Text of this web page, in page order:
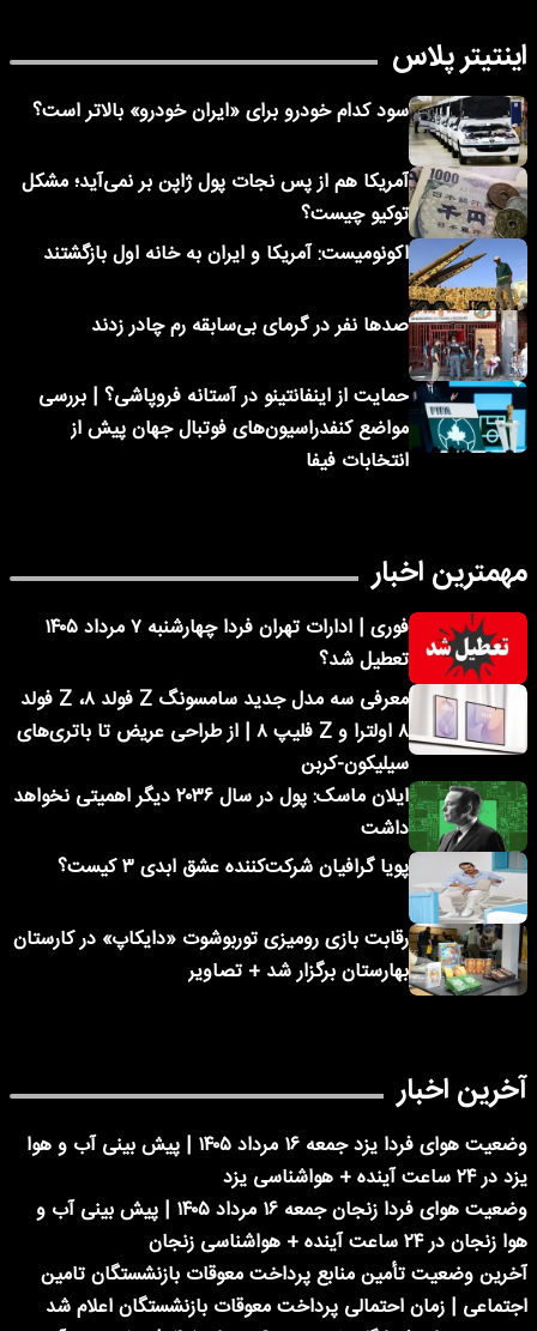
اینتیتر پلاس
سود کدام خودرو برای «ایران خودرو» بالاتر است؟
آمریکا هم از پس نجات پول ژاپن بر نمی‌آید؛ مشکل
توکیو چیست؟
اکونومیست: آمریکا و ایران به خانه اول بازگشتند
صدها نفر در گرمای بی‌سابقه رم چادر زدند
حمایت از اینفانتینو در آستانه فروپاشی؟ | بررسی
مواضع کنفدراسیون‌های فوتبال جهان پیش از
انتخابات فیفا
مهمترین اخبار
فوری | ادارات تهران فردا چهارشنبه ۷ مرداد ۱۴۰۵
تعطیل شد؟
معرفی سه مدل جدید سامسونگ Z فولد ۸، Z فولد
۸ اولترا و Z فلیپ ۸ | از طراحی عریض تا باتری‌های
سیلیکون-کربن
ایلان ماسک: پول در سال ۲۰۳۶ دیگر اهمیتی نخواهد
داشت
پویا گرافیان شرکت‌کننده عشق ابدی ۳ کیست؟
رقابت بازی رومیزی توربوشوت «دایکاپ» در کارستان
بهارستان برگزار شد + تصاویر
آخرین اخبار
وضعیت هوای فردا یزد جمعه ۱۶ مرداد ۱۴۰۵ | پیش بینی آب و هوا
یزد در ۲۴ ساعت آینده + هواشناسی یزد
وضعیت هوای فردا زنجان جمعه ۱۶ مرداد ۱۴۰۵ | پیش بینی آب و
هوا زنجان در ۲۴ ساعت آینده + هواشناسی زنجان
آخرین وضعیت تأمین منابع پرداخت معوقات بازنشستگان تامین
اجتماعی | زمان احتمالی پرداخت معوقات بازنشستگان اعلام شد